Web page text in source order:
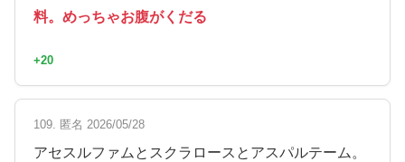
料。めっちゃお腹がくだる
+20
109. 匿名 2026/05/28
アセスルファムとスクラロースとアスパルテーム。